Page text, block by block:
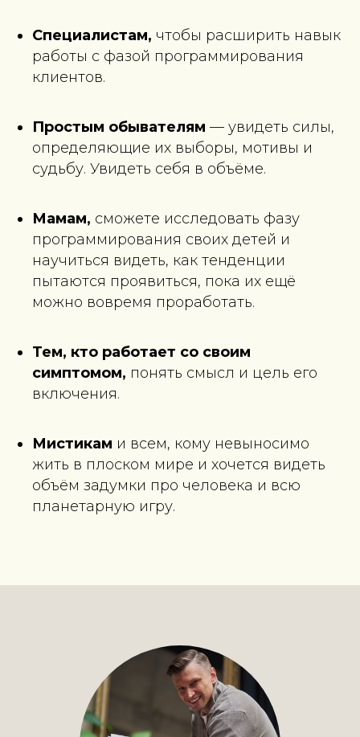
Специалистам, чтобы расширить навык
работы с фазой программирования
клиентов.
Простым обывателям — увидеть силы,
определяющие их выборы, мотивы и
судьбу. Увидеть себя в объёме.
Мамам, сможете исследовать фазу
программирования своих детей и
научиться видеть, как тенденции
пытаются проявиться, пока их ещё
можно вовремя проработать.
Тем, кто работает со своим
симптомом, понять смысл и цель его
включения.
Мистикам и всем, кому невыносимо
жить в плоском мире и хочется видеть
объём задумки про человека и всю
планетарную игру.